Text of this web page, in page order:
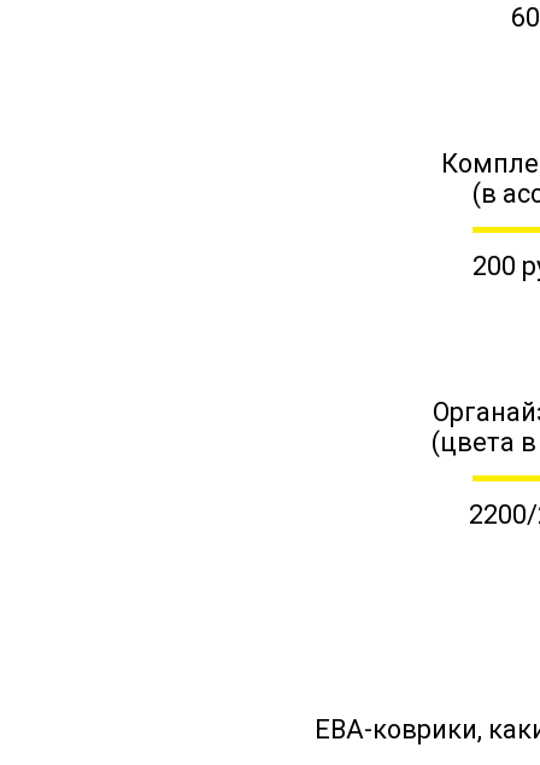
(в
200
(цвета
ЕВА-коврики,